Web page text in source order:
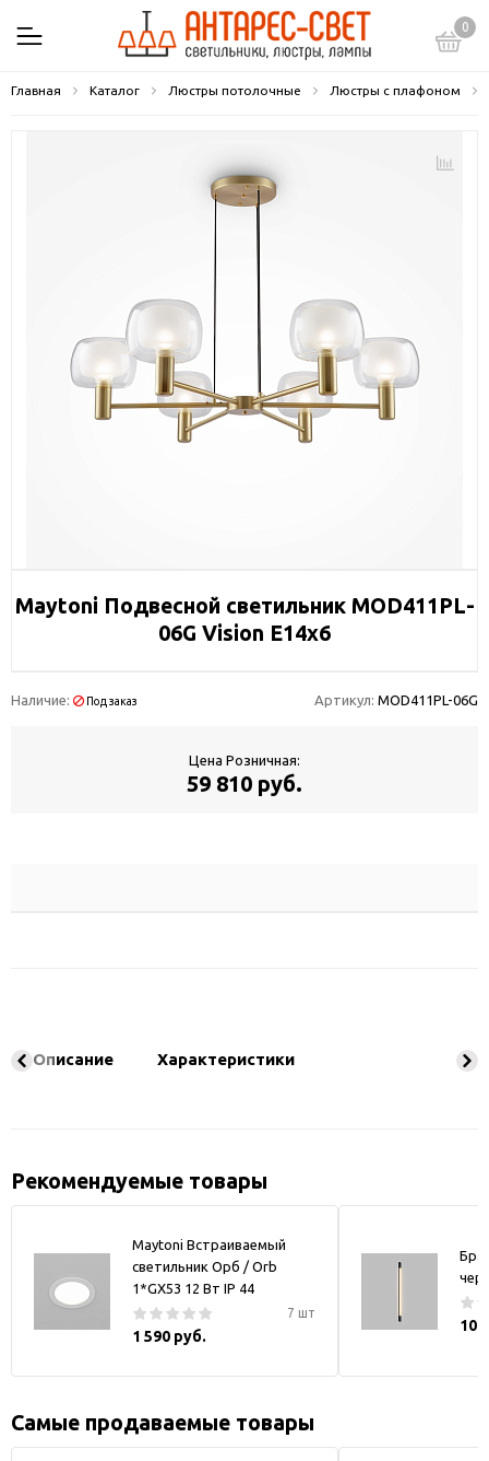
0
Главная Каталог Люстры потолочные Люстры с плафоном
Maytoni Подвесной светильник MOD411PL-
06G Vision E14х6
Наличие: Под заказ Артикул: MOD411PL-06G
Цена Розничная:
59 810 руб.
Описание Характеристики
Рекомендуемые товары
Maytoni Встраиваемый
светильник Орб / Orb
1*GX53 12 Вт IP 44
7 шт
1 590 руб.
Бра
10
Самые продаваемые товары